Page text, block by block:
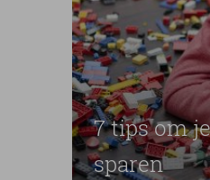
7 tips om
sparen